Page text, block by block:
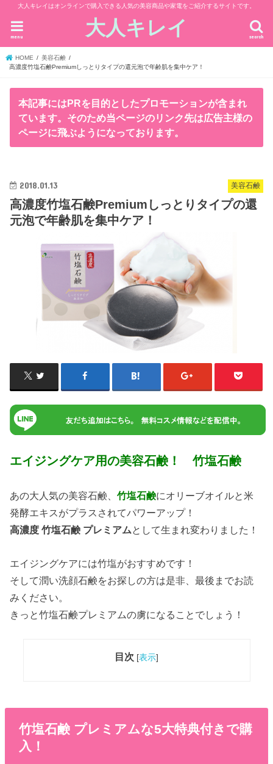
大人キレイはオンラインで購入できる人気の美容商品や家電をご紹介するサイトです。
大人キレイ search
menu
HOME
美容石鹸
高濃度竹塩石鹸Premiumしっとりタイプの還元泡で年齢肌を集中ケア！
本記事にはPRを目的としたプロモーションが含まれ
ています。そのため当ページのリンク先は広告主様の
ページに飛ぶようになっております。
美容石鹸
2018.01.13
高濃度竹塩石鹸Premiumしっとりタイプの還
元泡で年齢肌を集中ケア！
エイジングケア用の美容石鹸！ 竹塩石鹸
あの大人気の美容石鹸、竹塩石鹸にオリーブオイルと米
発酵エキスがプラスされてパワーアップ！
高濃度 竹塩石鹸 プレミアムとして生まれ変わりました！
エイジングケアには竹塩がおすすめです！
そして潤い洗顔石鹸をお探しの方は是非、最後までお読
みください。
きっと竹塩石鹸プレミアムの虜になることでしょう！
目次 [表示]
竹塩石鹸 プレミアムな5大特典付きで購
入！